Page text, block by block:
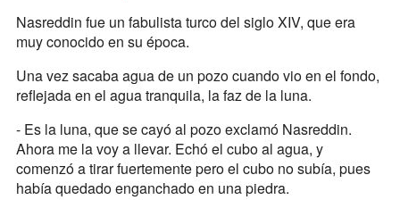
Nasreddin fue un fabulista turco del siglo XIV, que era
muy conocido en su época.
Una vez sacaba agua de un pozo cuando vio en el fondo,
reflejada en el agua tranquila, la faz de la luna.
- Es la luna, que se cayó al pozo exclamó Nasreddin.
Ahora me la voy a llevar. Echó el cubo al agua, y
comenzó a tirar fuertemente pero el cubo no subía, pues
había quedado enganchado en una piedra.